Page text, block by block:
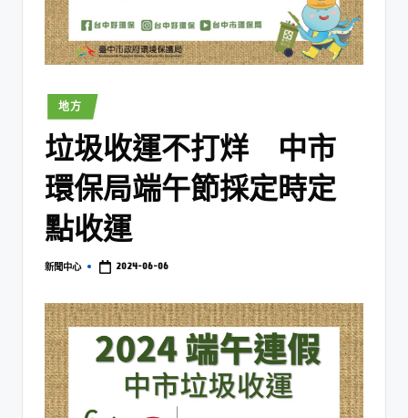
地方
垃圾收運不打烊 中市
環保局端午節採定時定
點收運
新聞中心 2024-06-06